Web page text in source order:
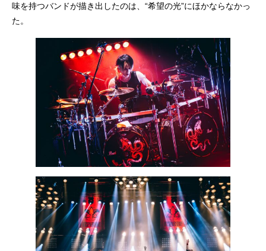
味を持つバンドが描き出したのは、“希望の光”にほかならなかっ
た。